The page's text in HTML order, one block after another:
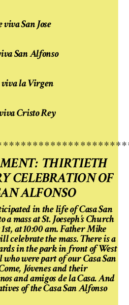
viva San Jose
San Alfonso
la Virgen
Cristo Rey
THIRTIETH
CELEBRATION OF
ALFONSO
in the life of Casa San
a mass at St. Joeseph’s Church
at 10:00 am. Father Mike
celebrate the mass. There is a
in the park in front of West
were part of our Casa San
Jóvenes and their
and amigos de la Casa. And
of the Casa San Alfonso